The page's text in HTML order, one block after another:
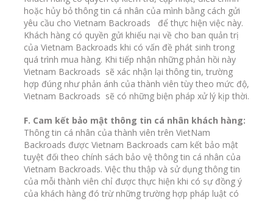
hoặc hủy bỏ thông tin cá nhân của mình bằng cách gửi
yêu cầu cho Vietnam Backroads để thực hiện việc này.
Khách hàng có quyền gửi khiếu nại về cho ban quản trị
của Vietnam Backroads khi có vấn đề phát sinh trong
quá trình mua hàng. Khi tiếp nhận những phản hồi này
Vietnam Backroads sẽ xác nhận lại thông tin, trường
hợp đúng như phản ánh của thành viên tùy theo mức độ,
Vietnam Backroads sẽ có những biện pháp xử lý kịp thời.
F. Cam kết bảo mật thông tin cá nhân khách hàng:
Thông tin cá nhân của thành viên trên VietNam
Backroads được Vietnam Backroads cam kết bảo mật
tuyệt đối theo chính sách bảo vệ thông tin cá nhân của
Vietnam Backroads. Việc thu thập và sử dụng thông tin
của mỗi thành viên chỉ được thực hiện khi có sự đồng ý
của khách hàng đó trừ những trường hợp pháp luật có